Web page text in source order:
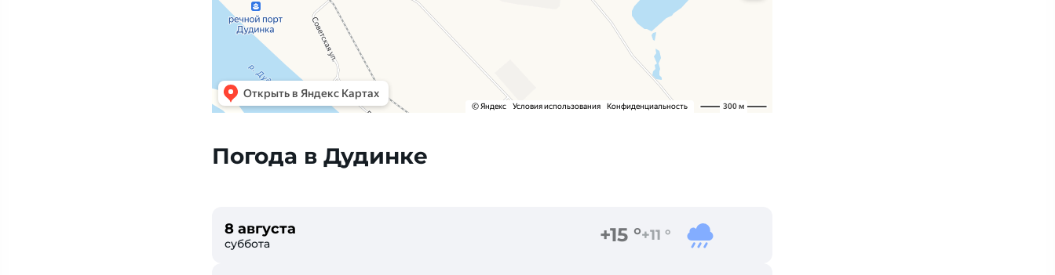
Погода в Дудинке
8 августа
суббота +15 °+11 °